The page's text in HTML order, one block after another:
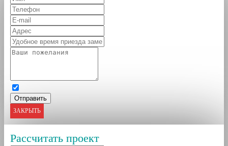
ЗАКРЫТЬ
Рассчитать проект